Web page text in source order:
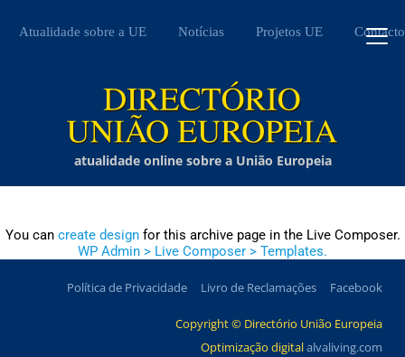
Atualidade sobre a UE Notícias Projetos UE Contacto
atualidade online sobre a União Europeia
You can create designfor this archive page in the Live Composer.
WP Admin > Live Composer > Templates.
Política de Privacidade Livro de Reclamações Facebook
Copyright © Directório União Europeia
Optimização digitalalvaliving.com